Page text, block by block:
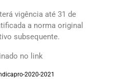
vigência até 31 de
a norma original
subsequente.
no link
2020-2021